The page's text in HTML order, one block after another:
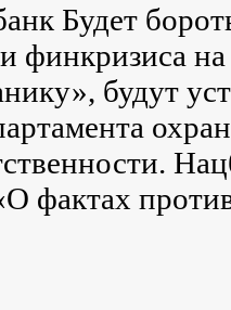
Будет
финкризиса
будут
фактах